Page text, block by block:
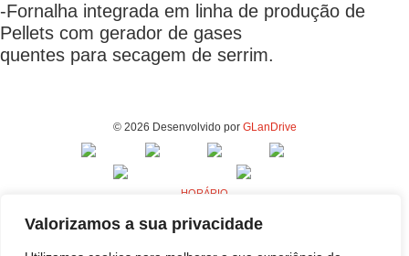
Valorizamos a sua privacidade
-Fornalha integrada em linha de produção de
Pellets com gerador de gases
quentes para secagem de serrim.
© 2026 Desenvolvido por GLanDrive
HORÁRIO
Segunda a Sexta - 9h00 às 18h00
MORADA - FABRICA E ESCRITÓRIOS